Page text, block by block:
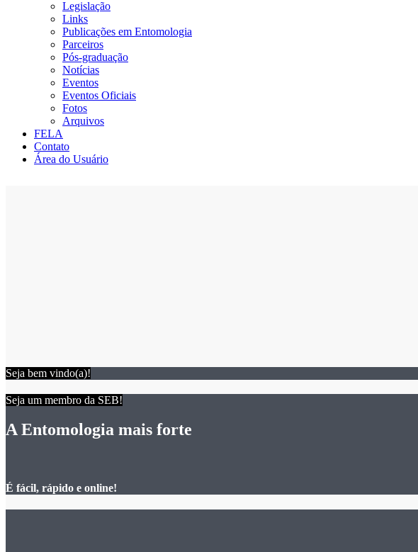
Legislação
Links
Publicações em Entomologia
Parceiros
Pós-graduação
Notícias
Eventos
Eventos Oficiais
Fotos
Arquivos
FELA
Contato
Área do Usuário
Seja bem vindo(a)!
Seja um membro da SEB!
A Entomologia mais forte
É fácil, rápido e online!